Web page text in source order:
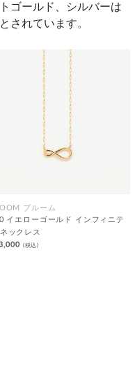
ゴールド、シルバーは
されています。
ブルーム
イエローゴールド インフィニテ
ックレス
(税込)